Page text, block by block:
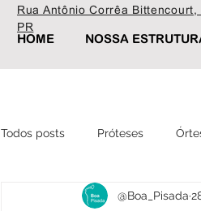
HOME NOSSA
Rua Antônio Corrêa
PR
Todos posts Próteses
Ortopédica Fisioterapia
@Boa_Pisada